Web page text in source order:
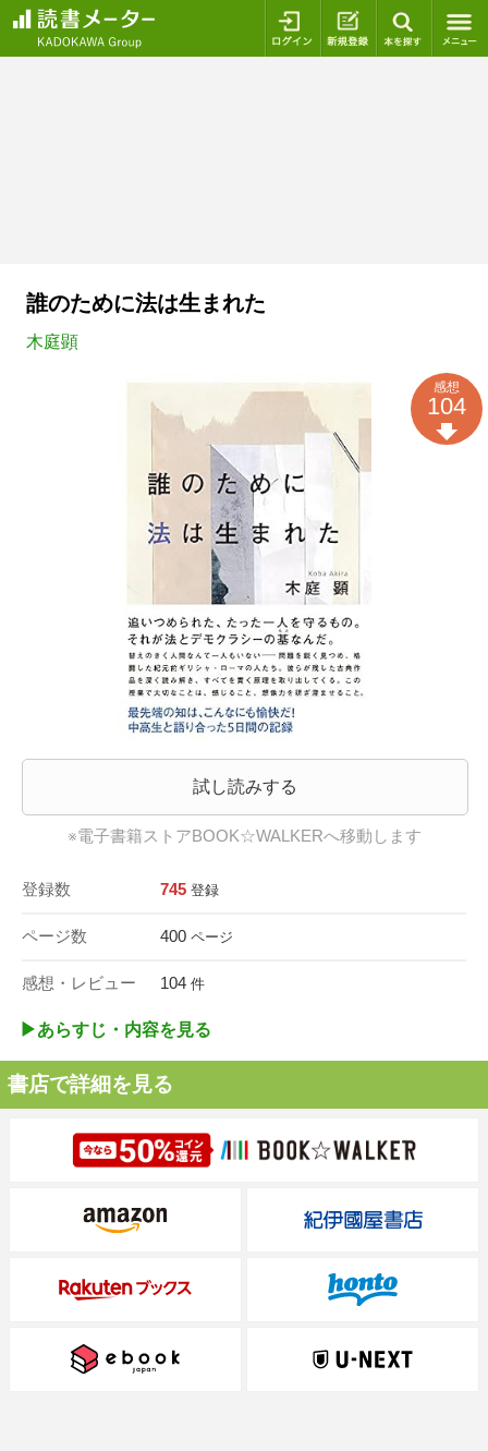
ログイン 新規登録
誰のために法は生まれた
木庭顕
試し読みする
※電子書籍ストアBOOK☆WALKERへ移動します
登録数 745 登録
ページ数 400 ページ
感想・レビュー 104 件
感想
104
▶︎あらすじ・内容を見る
書店で詳細を見る